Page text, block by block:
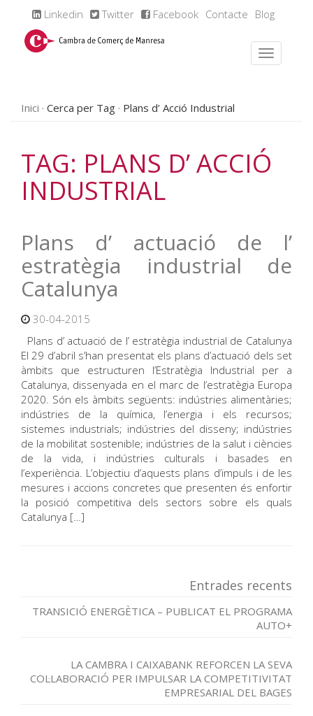
Linkedin Twitter Facebook Contacte Blog
Inici Cerca per Tag Plans d’ Acció Industrial
TAG: PLANS D’ ACCIÓ
INDUSTRIAL
Plans d’ actuació de l’
estratègia industrial de
Catalunya
30-04-2015
Plans d’ actuació de l’ estratègia industrial de Catalunya
El 29 d’abril s’han presentat els plans d’actuació dels set
àmbits que estructuren l’Estratègia Industrial per a
Catalunya, dissenyada en el marc de l’estratègia Europa
2020. Són els àmbits següents: indústries alimentàries;
indústries de la química, l’energia i els recursos;
sistemes industrials; indústries del disseny; indústries
de la mobilitat sostenible; indústries de la salut i ciències
de la vida, i indústries culturals i basades en
l’experiència. L’objectiu d’aquests plans d’impuls i de les
mesures i accions concretes que presenten és enfortir
la posició competitiva dels sectors sobre els quals
Catalunya […]
Entrades recents
TRANSICIÓ ENERGÈTICA – PUBLICAT EL PROGRAMA
AUTO+
LA CAMBRA I CAIXABANK REFORCEN LA SEVA
COL·LABORACIÓ PER IMPULSAR LA COMPETITIVITAT
EMPRESARIAL DEL BAGES